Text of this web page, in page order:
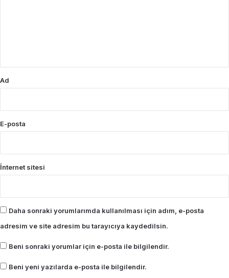
Ad
E-posta
İnternet sitesi
Daha sonraki yorumlarımda kullanılması için adım, e-posta
adresim ve site adresim bu tarayıcıya kaydedilsin.
Beni sonraki yorumlar için e-posta ile bilgilendir.
Beni yeni yazılarda e-posta ile bilgilendir.